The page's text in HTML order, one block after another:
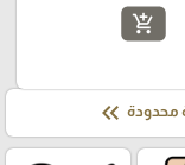
add_shopping_cart
محدودة keyboard_double_arrow_left